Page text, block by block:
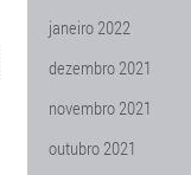
janeiro 2022
dezembro 2021
novembro 2021
outubro 2021